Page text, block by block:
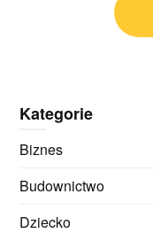
Kategorie
Biznes
Budownictwo
Dziecko